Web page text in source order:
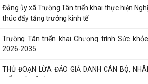
Đảng ủy xã Trường Tân triển khai thực hiện
thúc đẩy tăng trưởng kinh tế
Trường Tân triển khai Chương trình Sức
2026-2035
THỦ ĐOẠN LỪA ĐẢO GIẢ DANH CÁN BỘ,
HIỂM XÃ HỘI (BHXH)